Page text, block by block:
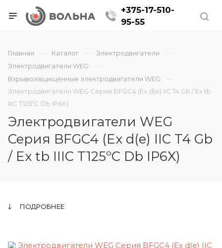
+375-17-510-
95-55
Главная Каталог
Электродвигатели
Электродвигатели WEG
Взрывозащищенные электродвигатели WEG
Электродвигатели WEG Серия BFGC4 (Ex d(e) IIC T4 Gb / Ex tb
IIIC T125ºC Db IP6X)
Электродвигатели WEG
Серия BFGC4 (Ex d(e) IIC T4 Gb
/ Ex tb IIIC T125ºC Db IP6X)
ПОДРОБНЕЕ